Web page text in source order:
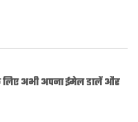
अभी अपना ईमेल डालें और